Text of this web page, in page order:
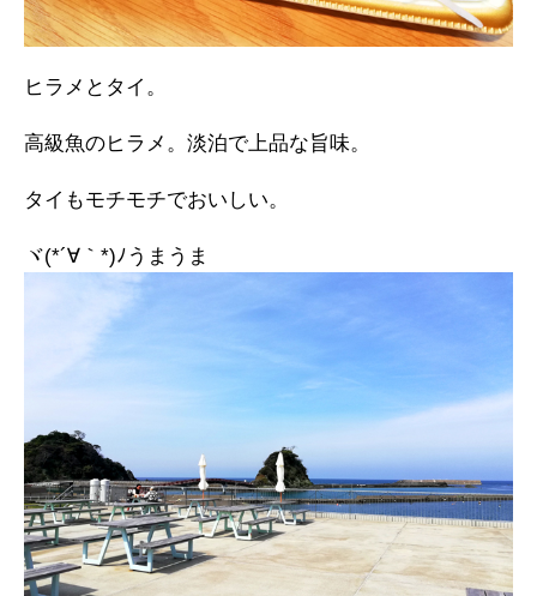
ヒラメとタイ。
高級魚のヒラメ。淡泊で上品な旨味。
タイもモチモチでおいしい。
ヾ(*´∀｀*)ﾉうまうま